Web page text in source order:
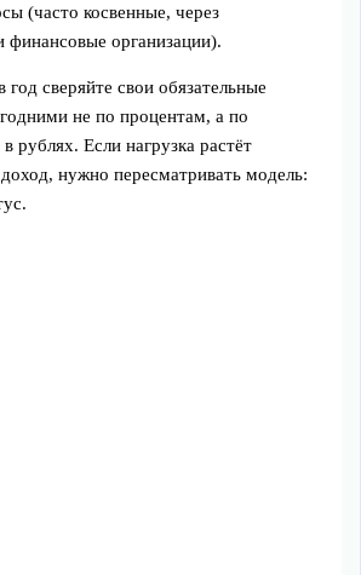
(часто косвенные, через
финансовые организации).
год сверяйте свои обязательные
не по процентам, а по
рублях. Если нагрузка растёт
нужно пересматривать модель: